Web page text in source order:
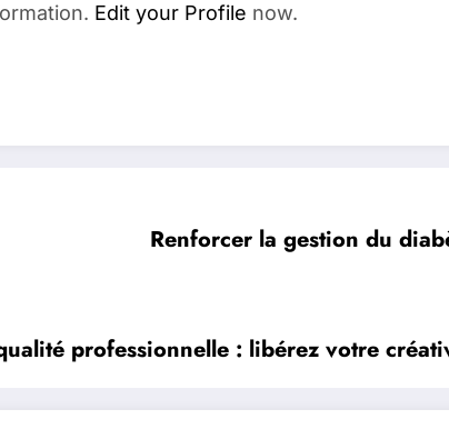
Edit your Profile now.
Renforcer la gestion du
professionnelle : libérez votre